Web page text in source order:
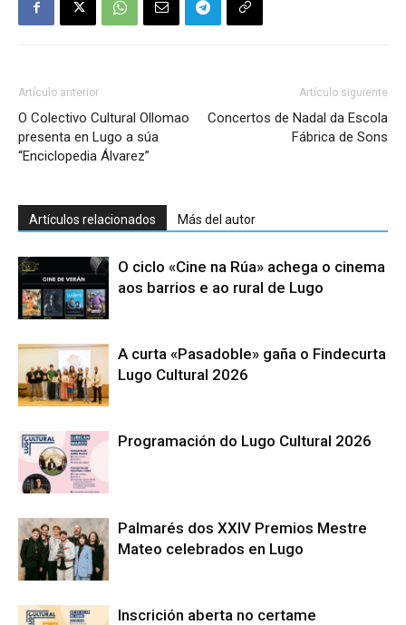
Artículo anterior
O Colectivo Cultural Ollomao
presenta en Lugo a súa
“Enciclopedia Álvarez”
Artículo siguiente
Concertos de Nadal da Escola
Fábrica de Sons
Artículos relacionados Más del autor
O ciclo «Cine na Rúa» achega o cinema
aos barrios e ao rural de Lugo
A curta «Pasadoble» gaña o Findecurta
Lugo Cultural 2026
Programación do Lugo Cultural 2026
Palmarés dos XXIV Premios Mestre
Mateo celebrados en Lugo
Inscrición aberta no certame